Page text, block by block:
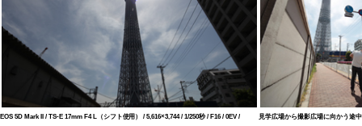
EOS 5D Mark II / TS-E 17mm F4 L（シフト使用） / 5,616×3,744 / 1/250秒 / F16 / 0EV /
見学広場から撮影広場に向かう途